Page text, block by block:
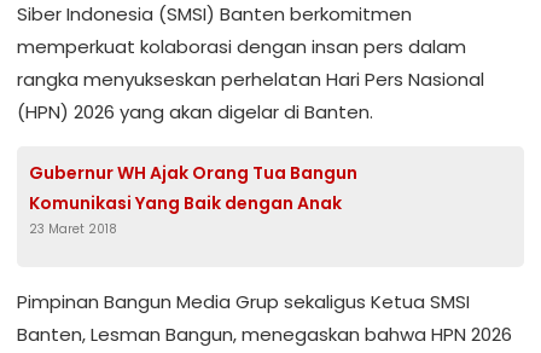
Siber Indonesia (SMSI) Banten berkomitmen
memperkuat kolaborasi dengan insan pers dalam
rangka menyukseskan perhelatan Hari Pers Nasional
(HPN) 2026 yang akan digelar di Banten.
Gubernur WH Ajak Orang Tua Bangun
Komunikasi Yang Baik dengan Anak
23 Maret 2018
Pimpinan Bangun Media Grup sekaligus Ketua SMSI
Banten, Lesman Bangun, menegaskan bahwa HPN 2026